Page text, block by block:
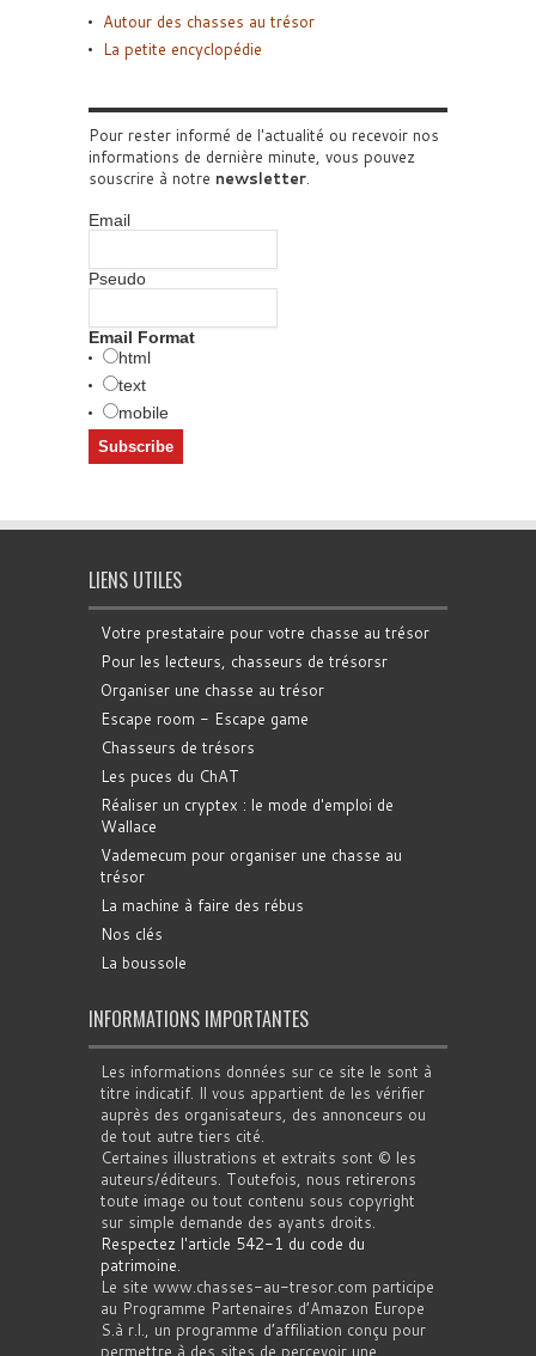
Autour des chasses au trésor
La petite encyclopédie
Pour rester informé de l'actualité ou recevoir nos
informations de dernière minute, vous pouvez
souscrire à notre newsletter.
Email
Pseudo
Email Format
html
text
mobile
LIENS UTILES
Votre prestataire pour votre chasse au trésor
Pour les lecteurs, chasseurs de trésorsr
Organiser une chasse au trésor
Escape room - Escape game
Chasseurs de trésors
Les puces du ChAT
Réaliser un cryptex : le mode d'emploi de
Wallace
Vademecum pour organiser une chasse au
trésor
La machine à faire des rébus
Nos clés
La boussole
INFORMATIONS IMPORTANTES
Les informations données sur ce site le sont à
titre indicatif. Il vous appartient de les vérifier
auprès des organisateurs, des annonceurs ou
de tout autre tiers cité.
Certaines illustrations et extraits sont © les
auteurs/éditeurs. Toutefois, nous retirerons
toute image ou tout contenu sous copyright
sur simple demande des ayants droits.
Respectez l'article 542-1 du code du
patrimoine.
Le site www.chasses-au-tresor.com participe
au Programme Partenaires d’Amazon Europe
S.à r.l., un programme d’affiliation conçu pour
permettre à des sites de percevoir une